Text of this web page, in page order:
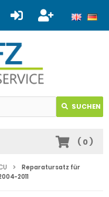
SUCHEN
( 0)
Reparatursatz für
2011